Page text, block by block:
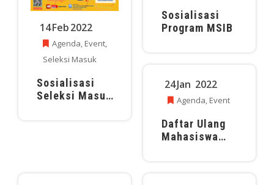
Feb
14 2022
Agenda, Event,
Seleksi Masuk
Sosialisasi
Seleksi Masuk
Sosialisasi
Program MSIB
Jan
24 2022
Agenda, Event
Daftar Ulang
Mahasiswa